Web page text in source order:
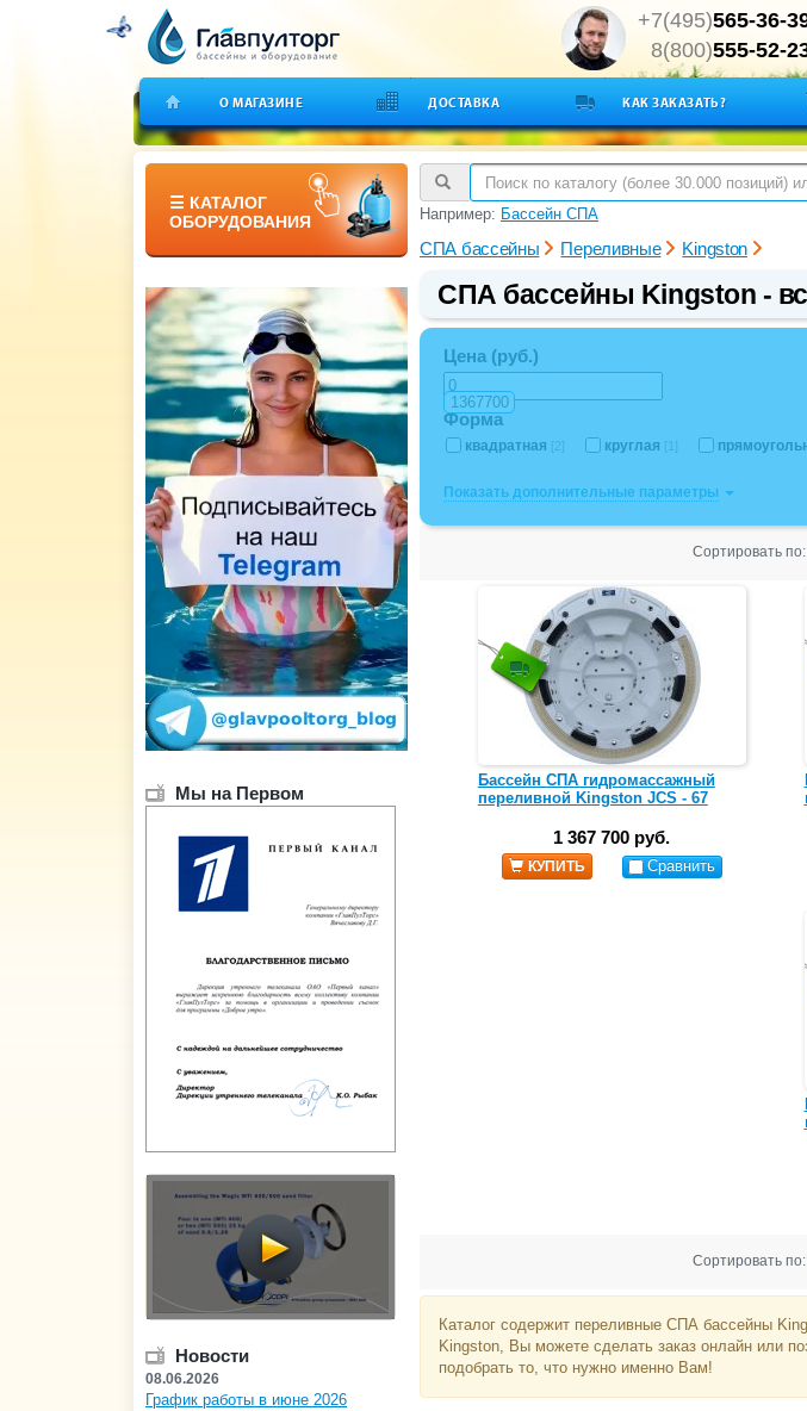
+7(495)565-36-
8(800)555-52-
О МАГАЗИНЕ ДОСТАВКА КАК ЗАКАЗАТЬ?
☰ КАТАЛОГ
ОБОРУДОВАНИЯ
Мы на Первом
Новости
08.06.2026
График работы в июне 2026
Например: Бассейн СПА
СПА бассейны Переливные Kingston
СПА бассейны Kingston -
Цена (руб.)
Форма
квадратная [2] круглая
Показать дополнительные параметры
Сортировать
Бассейн СПА гидромассажный
переливной Kingston JCS - 67
1 367 700 руб.
КУПИТЬ Сравнить
Сортировать
Каталог содержит переливные СПА бассейны
Kingston, Вы можете сделать заказ онлайн или
подобрать то, что нужно именно Вам!